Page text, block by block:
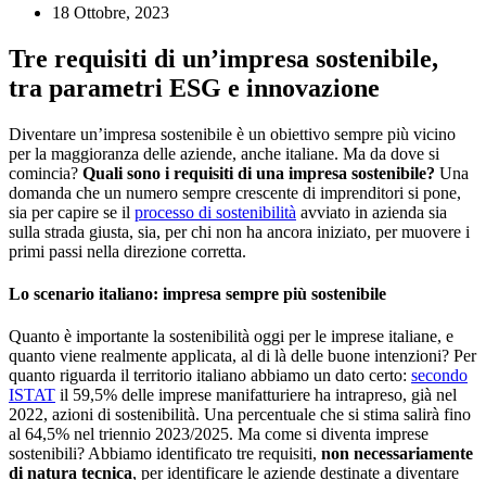
18 Ottobre, 2023
Tre requisiti di un’impresa sostenibile,
tra parametri ESG e innovazione
Diventare un’impresa sostenibile è un obiettivo sempre più vicino
per la maggioranza delle aziende, anche italiane. Ma da dove si
comincia? Quali sono i requisiti di una impresa sostenibile? Una
domanda che un numero sempre crescente di imprenditori si pone,
sia per capire se il processo di sostenibilità avviato in azienda sia
sulla strada giusta, sia, per chi non ha ancora iniziato, per muovere i
primi passi nella direzione corretta.
Lo scenario italiano: impresa sempre più sostenibile
Quanto è importante la sostenibilità oggi per le imprese italiane, e
quanto viene realmente applicata, al di là delle buone intenzioni? Per
quanto riguarda il territorio italiano abbiamo un dato certo: secondo
ISTAT il 59,5% delle imprese manifatturiere ha intrapreso, già nel
2022, azioni di sostenibilità. Una percentuale che si stima salirà fino
al 64,5% nel triennio 2023/2025. Ma come si diventa imprese
sostenibili? Abbiamo identificato tre requisiti, non necessariamente
di natura tecnica, per identificare le aziende destinate a diventare